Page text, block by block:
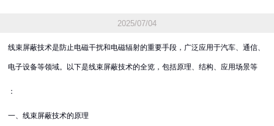
2025/07/04
线束屏蔽技术是防止电磁干扰和电磁辐射的重要手段，广泛应用于汽车、通信、
电子设备等领域。以下是线束屏蔽技术的全览，包括原理、结构、应用场景等
：
一、线束屏蔽技术的原理